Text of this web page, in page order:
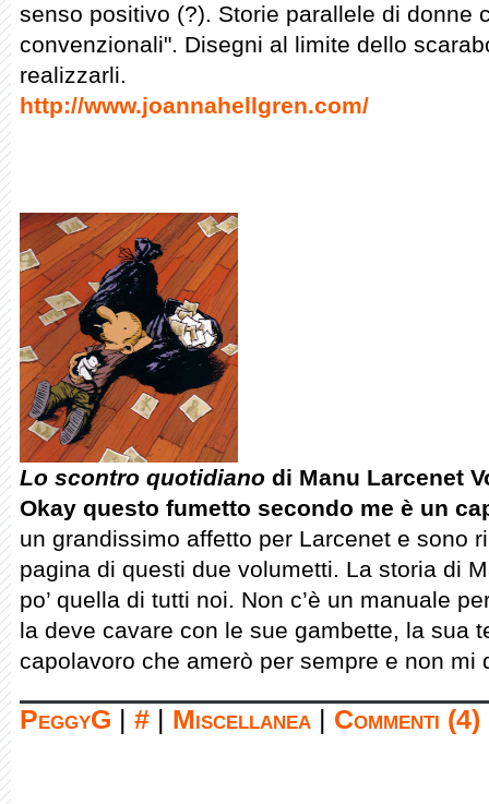
senso positivo (?). Storie parallele di donne
convenzionali". Disegni al limite dello
realizzarli.
http://www.joannahellgren.com/
Lo scontro quotidiano di Manu Larcenet
Okay questo fumetto secondo me è un
un grandissimo affetto per Larcenet e sono
pagina di questi due volumetti. La storia di
po’ quella di tutti noi. Non c’è un manuale
la deve cavare con le sue gambette, la sua
capolavoro che amerò per sempre e non mi
PeggyG | # | Miscellanea | Commenti (4)